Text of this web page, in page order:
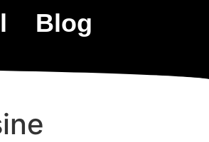
Blog